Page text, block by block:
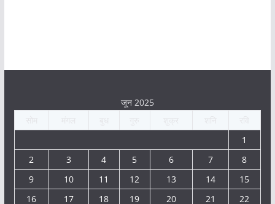
जून 2025
1
2
3 4 5 6 7
8
9
10 11 12 13 14
15
16
17 18 19 20 21 22